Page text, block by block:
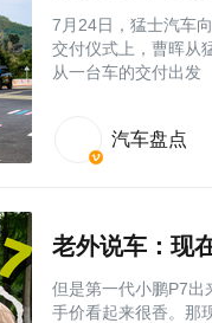
7月24日，猛士汽车
交付仪式上，曹晖从
从一台车的交付出发
汽车盘点
老外说车：现
但是第一代小鹏P7出
手价看起来很香。那